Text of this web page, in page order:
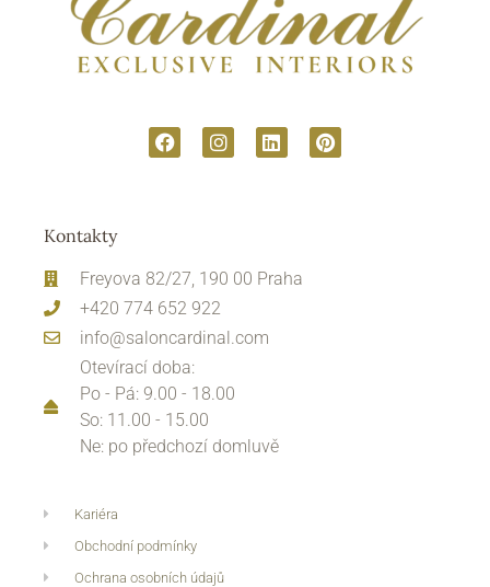
Kontakty
Freyova 82/27, 190 00 Praha
+420 774 652 922
info@saloncardinal.com
Otevírací doba:
Po - Pá: 9.00 - 18.00
So: 11.00 - 15.00
Ne: po předchozí domluvě
Kariéra
Obchodní podmínky
Ochrana osobních údajů